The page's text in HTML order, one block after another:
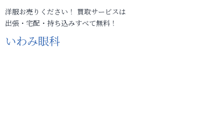
洋服お売りください！ 買取サービスは
出張・宅配・持ち込みすべて無料！
いわみ眼科